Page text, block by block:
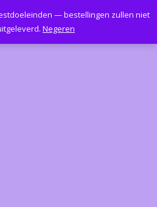
— bestellingen zullen niet
Negeren